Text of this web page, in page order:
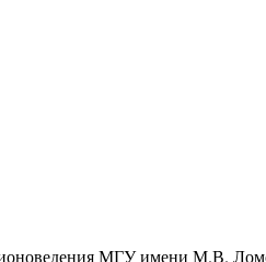
МГУ имени М.В.